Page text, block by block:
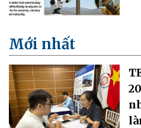
Mới nhất